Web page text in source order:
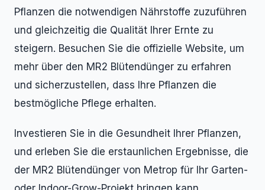
Pflanzen die notwendigen Nährstoffe zuzuführen
und gleichzeitig die Qualität Ihrer Ernte zu
steigern. Besuchen Sie die offizielle Website, um
mehr über den MR2 Blütendünger zu erfahren
und sicherzustellen, dass Ihre Pflanzen die
bestmögliche Pflege erhalten.
Investieren Sie in die Gesundheit Ihrer Pflanzen,
und erleben Sie die erstaunlichen Ergebnisse, die
der MR2 Blütendünger von Metrop für Ihr Garten-